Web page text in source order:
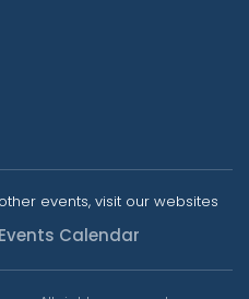
events, visit our websites
Events Calendar